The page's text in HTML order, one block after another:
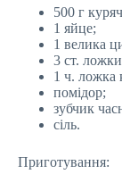
500 г
1 яйце;
1 велика
3 ст.
1 ч. ложка
помідор;
зубчик
сіль.
Приготування: